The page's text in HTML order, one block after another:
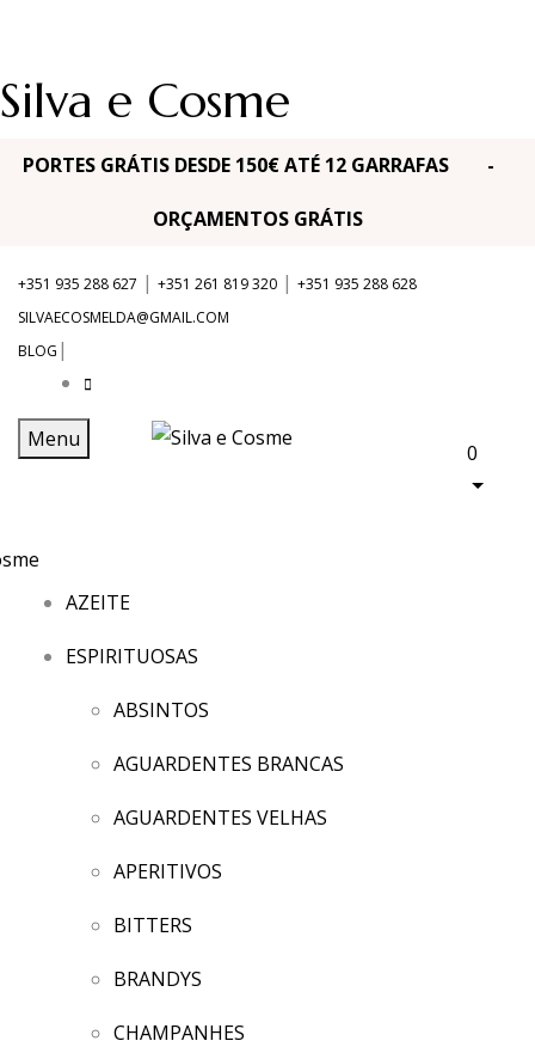
Silva e Cosme
PORTES GRÁTIS DESDE 150€ ATÉ 12 GARRAFAS -
ORÇAMENTOS GRÁTIS
+351 935 288 627 | +351 261 819 320 | +351 935 288 628
SILVAECOSMELDA@GMAIL.COM
BLOG |
Menu
0
AZEITE
ESPIRITUOSAS
ABSINTOS
AGUARDENTES BRANCAS
AGUARDENTES VELHAS
APERITIVOS
BITTERS
BRANDYS
CHAMPANHES